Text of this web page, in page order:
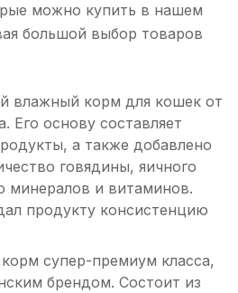
можно купить в нашем
большой выбор товаров
влажный корм для кошек от
Его основу составляет
а также добавлено
говядины, яичного
минералов и витаминов.
продукту консистенцию
супер-премиум класса,
брендом. Состоит из